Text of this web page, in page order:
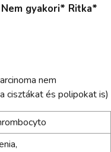
gyakori* Ritka*
nem
cisztákat és polipokat is)